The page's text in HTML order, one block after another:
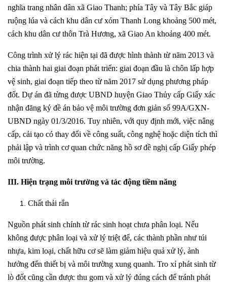
nghĩa trang nhân dân xã Giao Thanh; phía Tây và Tây Bắc giáp
ruộng lúa và cách khu dân cư xóm Thanh Long khoảng 500 mét,
cách khu dân cư thôn Trà Hương, xã Giao An khoảng 400 mét.
Công trình xử lý rác hiện tại đã được hình thành từ năm 2013 và
chia thành hai giai đoạn phát triển: giai đoạn đầu là chôn lấp hợp
vệ sinh, giai đoạn tiếp theo từ năm 2017 sử dụng phương pháp
đốt. Dự án đã từng được UBND huyện Giao Thủy cấp Giấy xác
nhận đăng ký đề án bảo vệ môi trường đơn giản số 99A/GXN-
UBND ngày 01/3/2016. Tuy nhiên, với quy định mới, việc nâng
cấp, cải tạo có thay đổi về công suất, công nghệ hoặc diện tích thì
phải lập và trình cơ quan chức năng hồ sơ đề nghị cấp Giấy phép
môi trường.
III. Hiện trạng môi trường và tác động tiềm năng
Chất thải rắn
Nguồn phát sinh chính từ rác sinh hoạt chưa phân loại. Nếu
không được phân loại và xử lý triệt để, các thành phần như túi
nhựa, kim loại, chất hữu cơ sẽ làm giảm hiệu quả xử lý, ảnh
hưởng đến thiết bị và môi trường xung quanh. Tro xỉ phát sinh từ
lò đốt cũng cần được thu gom và xử lý đúng cách để tránh phát